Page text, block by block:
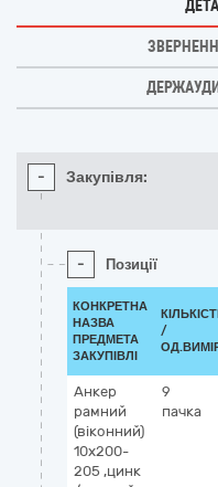
- Закупівля:
- Позиції
КОНКРЕТНА
НАЗВА
ПРЕДМЕТА
ЗАКУПІВЛІ
/
Анкер
рамний
(віконний)
10x200-
205 ,цинк
9
пачка